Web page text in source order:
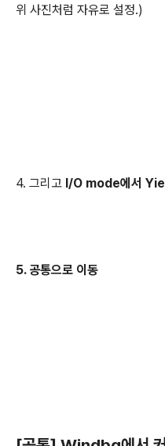
위 사진처럼 자유로 설정.)
4. 그리고 I/O mode에서
5. 공통으로 이동